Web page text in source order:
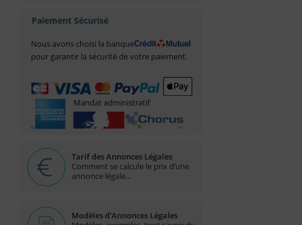
Paiement Sécurisé
Nous avons choisi la banque
pour garantir la sécurité de votre paiement.
Mandat administratif
Tarif des Annonces Légales
Comment se calcule le prix d’une
annonce légale...
Modèles d'Annonces Légales